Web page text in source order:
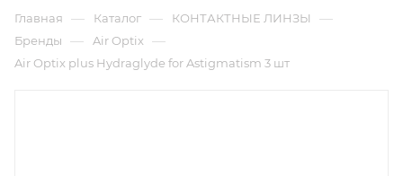
Главная — Каталог — КОНТАКТНЫЕ ЛИНЗЫ —
Бренды — Air Optix —
Air Optix plus Hydraglyde for Astigmatism 3 шт